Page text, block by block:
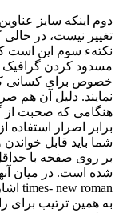
دوم اینکه سایز
تغییر نیست، در حالی
نکتهء سوم این است
مسدود کردن گرافیک
خصوص برای کسانی
نمایند. دلیل آن هم
هنگامی که صحبت از
برابر اصرار
شما باید قابل
بر روی صفحه با
times- new roman اشاره کرد.
به همین ترتیب